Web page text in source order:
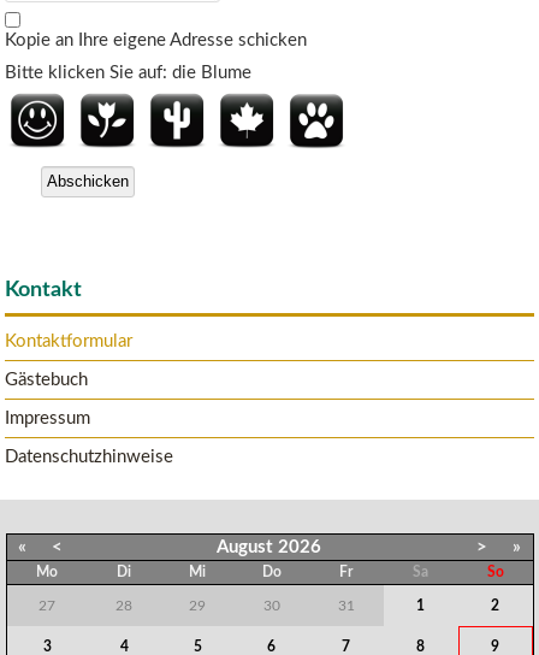
Kopie an Ihre eigene Adresse schicken
Bitte klicken Sie auf: die Blume
Kontakt
Kontaktformular
Gästebuch
Impressum
Datenschutzhinweise
« < August 2026 > »
Mo Di Mi Do Fr Sa So
27 28 29 30 31 1 2
3 4 5 6 7 8 9